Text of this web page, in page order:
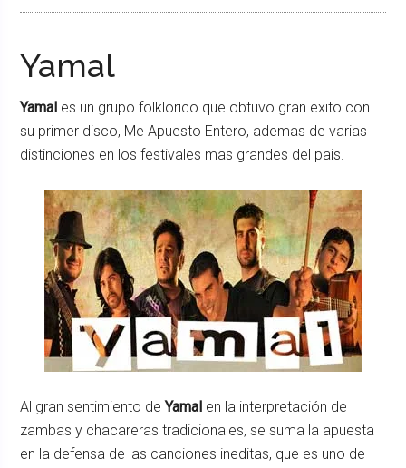
Yamal
Yamal es un grupo folklorico que obtuvo gran exito con
su primer disco, Me Apuesto Entero, ademas de varias
distinciones en los festivales mas grandes del pais.
Al gran sentimiento deYamal en la interpretación de
zambas y chacareras tradicionales, se suma la apuesta
en la defensa de las canciones ineditas, que es uno de